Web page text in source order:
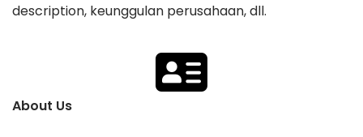
description, keunggulan perusahaan, dll.
About Us